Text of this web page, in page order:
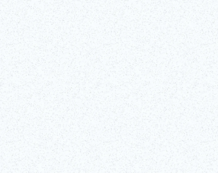
演員帶領您走進日本這項最具代表性的表演藝術的幕後世界。這項專屬活
動將帶您深入了解歌舞伎的豐富歷史和標誌性技巧！